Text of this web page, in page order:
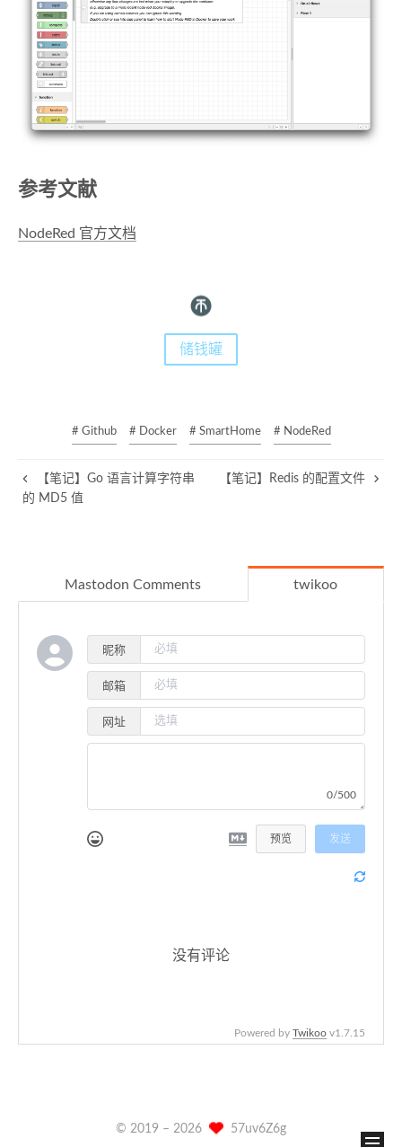
参考文献
NodeRed 官方文档
储钱罐
# Github # Docker # SmartHome # NodeRed
【笔记】Go 语言计算字符串
的 MD5 值
【笔记】Redis 的配置文件
Mastodon Comments twikoo
昵称
邮箱
网址
0/500
预览 发送
没有评论
Powered by Twikoo v1.7.15
© 2019 – 2026 57uv6Z6g